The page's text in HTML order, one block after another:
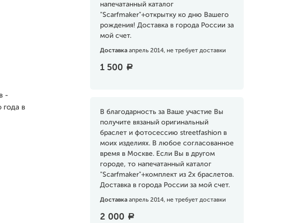
напечатанный каталог
"Scarfmaker"+открытку ко дню Вашего
рождения! Доставка в города России за
мой счет.
Доставка апрель 2014, не требует доставки
1 500 a
В благодарность за Ваше участие Вы
получите вязаный оригинальный
браслет и фотосессию streetfashion в
моих изделиях. В любое согласованное
время в Москве. Если Вы в другом
городе, то напечатанный каталог
"Scarfmaker"+комплект из 2х браслетов.
Доставка в города России за мой счет.
Доставка апрель 2014, не требует доставки
2 000 a
-
года в